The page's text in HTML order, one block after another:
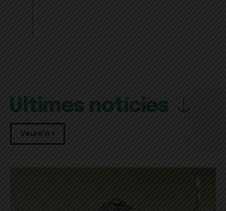
Últimes notícies
Veure'n +